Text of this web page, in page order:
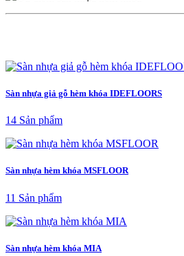
Sàn nhựa giả gỗ hèm khóa IDEFLOORS
14 Sản phẩm
Sàn nhựa hèm khóa MSFLOOR
11 Sản phẩm
Sàn nhựa hèm khóa MIA